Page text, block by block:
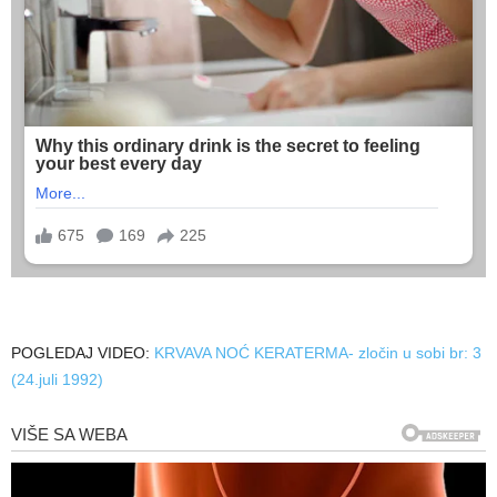
POGLEDAJ VIDEO: KRVAVA NOĆ KERATERMA- zločin u sobi br: 3
(24.juli 1992)